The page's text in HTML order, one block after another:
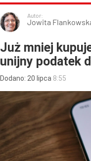
Autor:
Jowita
Już mniej
unijny podatek
Dodano: 20 lipca 8:55